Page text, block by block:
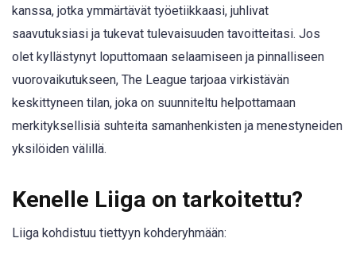
kanssa, jotka ymmärtävät työetiikkaasi, juhlivat
saavutuksiasi ja tukevat tulevaisuuden tavoitteitasi. Jos
olet kyllästynyt loputtomaan selaamiseen ja pinnalliseen
vuorovaikutukseen, The League tarjoaa virkistävän
keskittyneen tilan, joka on suunniteltu helpottamaan
merkityksellisiä suhteita samanhenkisten ja menestyneiden
yksilöiden välillä.
Kenelle Liiga on tarkoitettu?
Liiga kohdistuu tiettyyn kohderyhmään: